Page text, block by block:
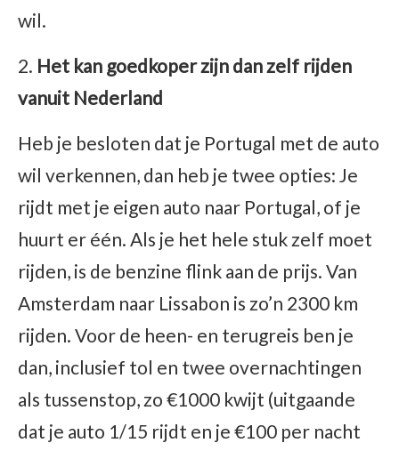
wil.
Het kan goedkoper zijn dan zelf rijden
vanuit Nederland
Heb je besloten dat je Portugal met de auto
wil verkennen, dan heb je twee opties: Je
rijdt met je eigen auto naar Portugal, of je
huurt er één. Als je het hele stuk zelf moet
rijden, is de benzine flink aan de prijs. Van
Amsterdam naar Lissabon is zo’n 2300 km
rijden. Voor de heen- en terugreis ben je
dan, inclusief tol en twee overnachtingen
als tussenstop, zo €1000 kwijt (uitgaande
dat je auto 1/15 rijdt en je €100 per nacht